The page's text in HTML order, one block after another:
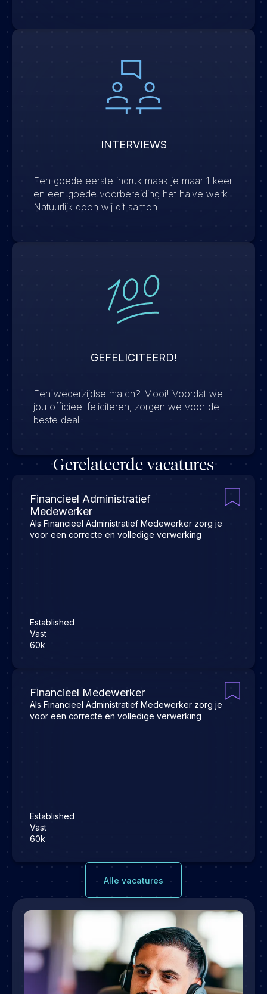
INTERVIEWS
Een goede eerste indruk maak je maar 1 keer
en een goede voorbereiding het halve werk.
Natuurlijk doen wij dit samen!
GEFELICITEERD!
Een wederzijdse match? Mooi! Voordat we
jou officieel feliciteren, zorgen we voor de
beste deal.
Gerelateerde vacatures
Financieel Administratief
Medewerker
Als Financieel Administratief Medewerker zorg je
voor een correcte en volledige verwerking
Established
Vast
60k
Financieel Medewerker
Als Financieel Administratief Medewerker zorg je
voor een correcte en volledige verwerking
Established
Vast
60k
Alle vacatures